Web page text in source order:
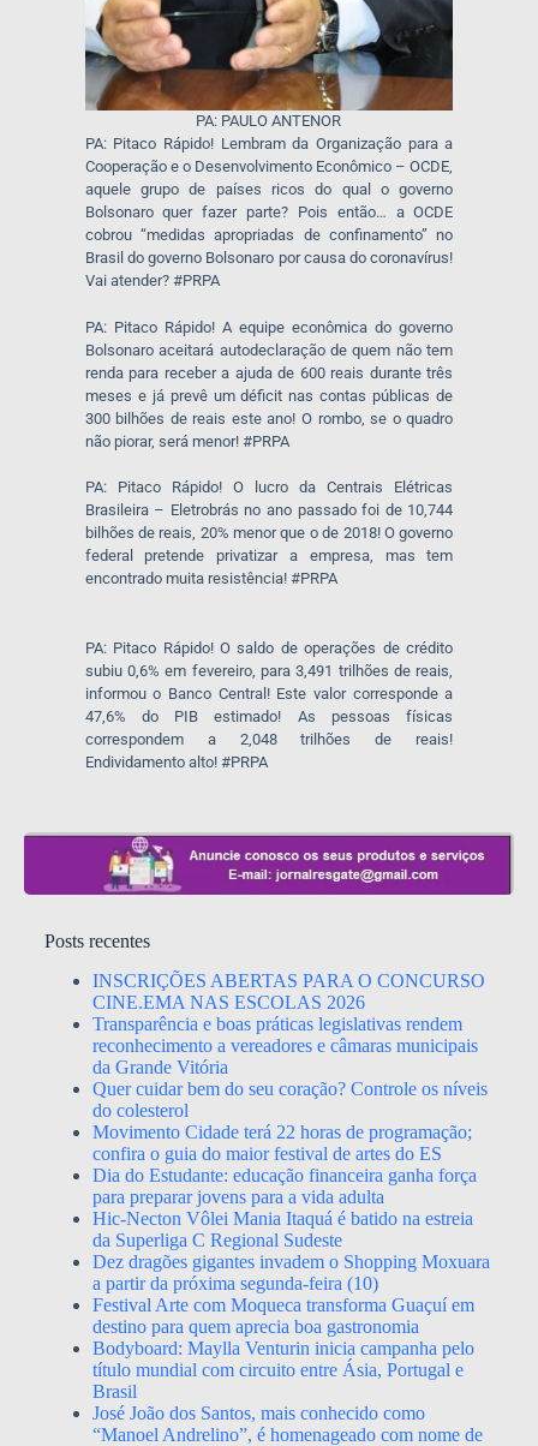
PA: PAULO ANTENOR
PA: Pitaco Rápido! Lembram da Organização para a
Cooperação e o Desenvolvimento Econômico – OCDE,
aquele grupo de países ricos do qual o governo
Bolsonaro quer fazer parte? Pois então… a OCDE
cobrou “medidas apropriadas de confinamento” no
Brasil do governo Bolsonaro por causa do coronavírus!
Vai atender? #PRPA
PA: Pitaco Rápido! A equipe econômica do governo
Bolsonaro aceitará autodeclaração de quem não tem
renda para receber a ajuda de 600 reais durante três
meses e já prevê um déficit nas contas públicas de
300 bilhões de reais este ano! O rombo, se o quadro
não piorar, será menor! #PRPA
PA: Pitaco Rápido! O lucro da Centrais Elétricas
Brasileira – Eletrobrás no ano passado foi de 10,744
bilhões de reais, 20% menor que o de 2018! O governo
federal pretende privatizar a empresa, mas tem
encontrado muita resistência! #PRPA
PA: Pitaco Rápido! O saldo de operações de crédito
subiu 0,6% em fevereiro, para 3,491 trilhões de reais,
informou o Banco Central! Este valor corresponde a
47,6% do PIB estimado! As pessoas físicas
correspondem a 2,048 trilhões de reais!
Endividamento alto! #PRPA
Posts recentes
INSCRIÇÕES ABERTAS PARA O CONCURSO
CINE.EMA NAS ESCOLAS 2026
Transparência e boas práticas legislativas rendem
reconhecimento a vereadores e câmaras municipais
da Grande Vitória
Quer cuidar bem do seu coração? Controle os níveis
do colesterol
Movimento Cidade terá 22 horas de programação;
confira o guia do maior festival de artes do ES
Dia do Estudante: educação financeira ganha força
para preparar jovens para a vida adulta
Hic-Necton Vôlei Mania Itaquá é batido na estreia
da Superliga C Regional Sudeste
Dez dragões gigantes invadem o Shopping Moxuara
a partir da próxima segunda-feira (10)
Festival Arte com Moqueca transforma Guaçuí em
destino para quem aprecia boa gastronomia
Bodyboard: Maylla Venturin inicia campanha pelo
título mundial com circuito entre Ásia, Portugal e
Brasil
José João dos Santos, mais conhecido como
“Manoel Andrelino”, é homenageado com nome de